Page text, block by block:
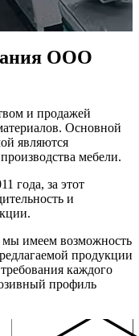
ООО
и продажей
Основной
являются
мебели.
года, за этот
и
мы имеем возможность
продукции
каждого
профиль